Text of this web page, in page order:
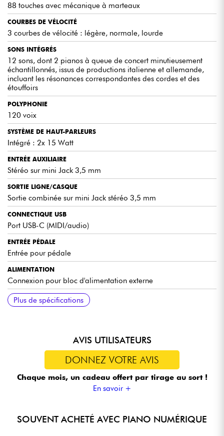
DEUX VERSIONS ADAPTÉES À VOS BESOINS
Choisissez entre le B2+ classique (compact et transportable) ou le
B2+SP livré avec un stand et trois pédales, pour une expérience plus
proche d’un piano traditionnel.
LOGICIELS ET APPS POUR PROGRESSER
Profitez de 3 mois d’accès à Skoove Premium (cours de piano
interactifs), ainsi que des applications KORG Module et KORG
Gadget 2 Le (iOS) pour découvrir la création musicale et enrichir
PRATIQUE AU QUOTIDIEN
Le Korg B2+ intègre un porte-partition spacieux pour poser une
tablette ou des partitions, un métronome intégré facile d’accès, et
une entrée audio pour jouer sur vos musiques préférées.
LES AVIS D'EXPERTS
Un excellent piano numérique d’entrée de gamme, avec
un toucher très fidèle et des sons de qualité.
Idéal pour les débutants souhaitant un instrument sérieux
et évolutif.
88 touches avec mécanique à marteaux
COURBES DE VÉLOCITÉ
3 courbes de vélocité : légère, normale, lourde
SONS INTÉGRÉS
12 sons, dont 2 pianos à queue de concert minutieusement
échantillonnés, issus de productions italienne et allemande,
incluant les résonances correspondantes des cordes et des
étouffoirs
POLYPHONIE
120 voix
SYSTÈME DE HAUT-PARLEURS
Intégré : 2x 15 Watt
ENTRÉE AUXILIAIRE
Stéréo sur mini Jack 3,5 mm
SORTIE LIGNE/CASQUE
Sortie combinée sur mini Jack stéréo 3,5 mm
CONNECTIQUE USB
Port USB-C (MIDI/audio)
ENTRÉE PÉDALE
Entrée pour pédale
ALIMENTATION
Connexion pour bloc d'alimentation externe
DIMENSIONS
1312 x 117 x 336 mm (L x H x P)
POIDS
11,4 kg
COULEUR
Blanc
ACCESSOIRES INCLUS
Pupitre, pédale forte et pack de logiciels (téléchargement)
Plus de spécifications
AVIS UTILISATEURS
DONNEZ VOTRE AVIS
Chaque mois, un cadeau offert par tirage au sort !
En savoir +
SOUVENT ACHETÉ AVEC PIANO NUMÉRIQUE